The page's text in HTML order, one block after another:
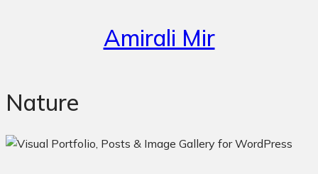
Amirali Mir
Nature